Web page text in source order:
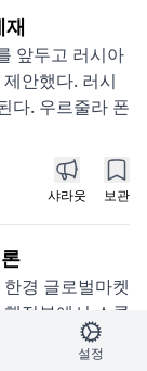
앞두고 러시아
안했다. 러시
다. 우르줄라 폰
샤라웃 보관
경 글로벌마켓
정부에서 스콧
의장으로 지지
설정